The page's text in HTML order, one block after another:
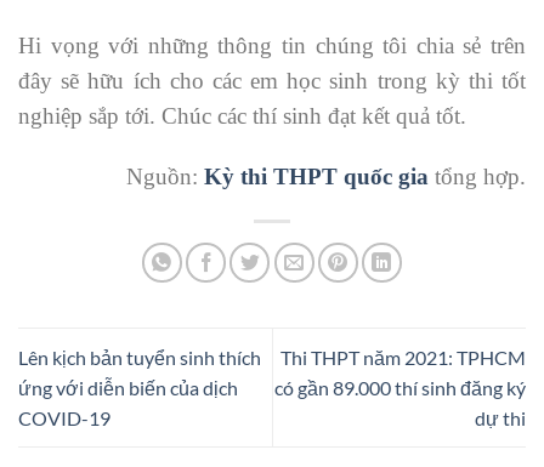
Hi vọng với những thông tin chúng tôi chia sẻ trên
đây sẽ hữu ích cho các em học sinh trong kỳ thi tốt
nghiệp sắp tới. Chúc các thí sinh đạt kết quả tốt.
Nguồn: Kỳ thi THPT quốc gia tổng hợp.
Lên kịch bản tuyển sinh thích
ứng với diễn biến của dịch
COVID-19
Thi THPT năm 2021: TPHCM
có gần 89.000 thí sinh đăng ký
dự thi